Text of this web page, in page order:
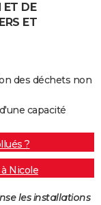
ET DE
ET
des déchets non
capacité
?
Nicole
les installations